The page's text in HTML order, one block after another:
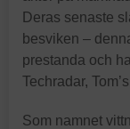
Deras senaste
besviken –
prestanda och
Techradar,
Som namnet